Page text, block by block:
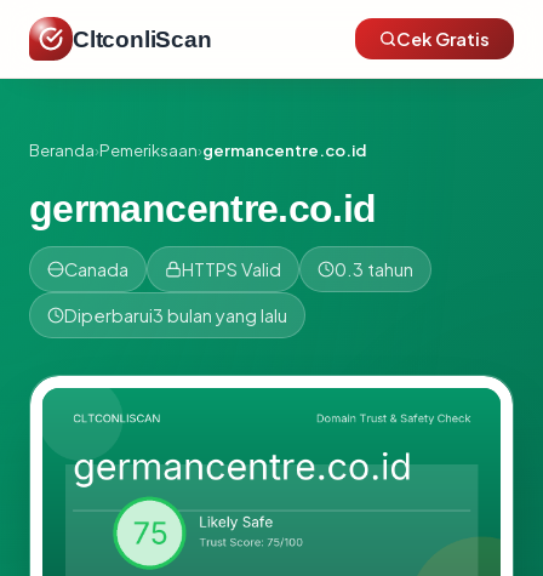
CltconliScan Cek Gratis
Beranda›Pemeriksaan›germancentre.co.id
germancentre.co.id
Canada HTTPS Valid 0.3 tahun
Diperbarui3 bulan yang lalu